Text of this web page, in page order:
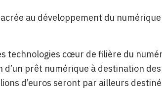
au développement du
technologies cœur de filière du
d’un prêt numérique à destination
d’euros seront par ailleurs